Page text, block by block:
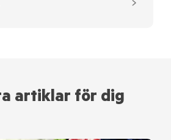
artiklar för dig